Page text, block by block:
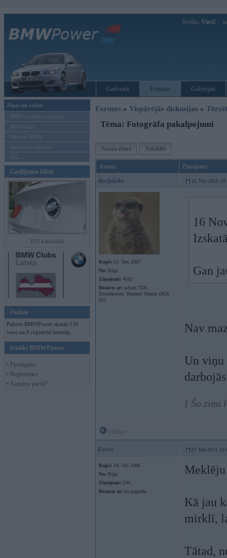
Sveiks, Viesi!
Galvenā Forums Galerijas
Ziņas un raksti
BMW modeļu jaunumi
BMW testi
Mēneša BMW
Sērijveida tūnings
Vel...
Gadījuma bilde
F13 kabriolets
Online
Pašreiz BMWPower skatās 530
viesi un 0 reģistrēti lietotāji.
Ienākt BMWPower
• Pieslēgties
• Reģistrēties
• Aizmirsi paroli?
Forums » Vispārējās diskusijas »
Tēma: Fotogrāfa pakalpojumi
Jauna tēma Atbildēt
Autors Ziņojums
dzejnieks 16. Nov 2010,
Kopš: 12. Dec 2007
No: Rīga
Ziņojumi: 4183
Braucu ar: ņAudi TDI -
Dieselpower, Renault Master (RIX
02)
16
Gan
Nav
Un viņu
[ Šo ziņu
Eevis 07. Mar 2012,
Kopš: 24. Oct 2006
No: Rīga
Ziņojumi: 244
Braucu ar: ko pagadās
Kā jau
mirklī,
Tātad,